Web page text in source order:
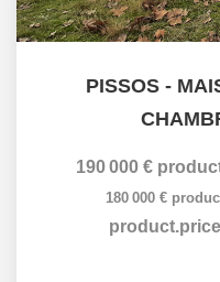
PISSOS -
190 000 €
180 000 €